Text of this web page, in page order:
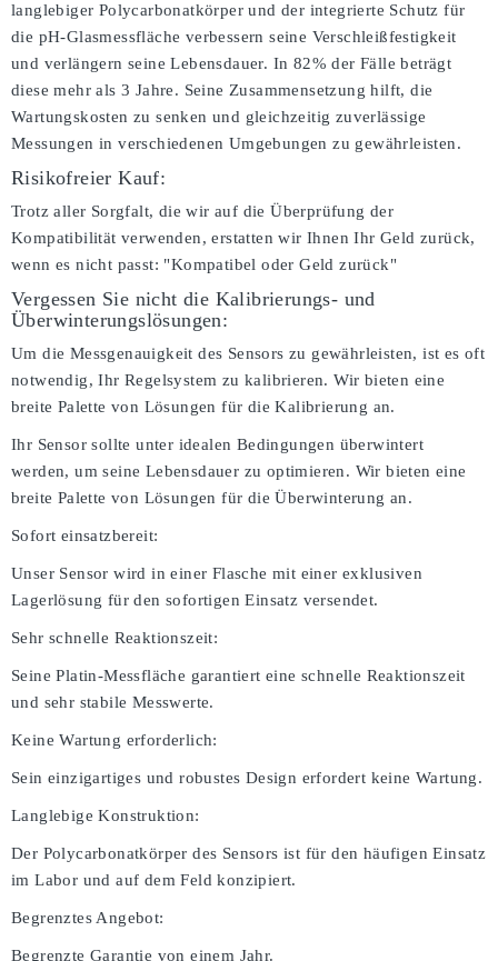
langlebiger Polycarbonatkörper und der integrierte Schutz für
die pH-Glasmessfläche verbessern seine Verschleißfestigkeit
und verlängern seine Lebensdauer. In 82% der Fälle beträgt
diese mehr als 3 Jahre. Seine Zusammensetzung hilft, die
Wartungskosten zu senken und gleichzeitig zuverlässige
Messungen in verschiedenen Umgebungen zu gewährleisten.
Risikofreier Kauf:
Trotz aller Sorgfalt, die wir auf die Überprüfung der
Kompatibilität verwenden, erstatten wir Ihnen Ihr Geld zurück,
wenn es nicht passt: "Kompatibel oder Geld zurück"
Vergessen Sie nicht die Kalibrierungs- und
Überwinterungslösungen:
Um die Messgenauigkeit des Sensors zu gewährleisten, ist es oft
notwendig, Ihr Regelsystem zu kalibrieren. Wir bieten eine
breite Palette von Lösungen für die Kalibrierung an.
Ihr Sensor sollte unter idealen Bedingungen überwintert
werden, um seine Lebensdauer zu optimieren. Wir bieten eine
breite Palette von Lösungen für die Überwinterung an.
Sofort einsatzbereit:
Unser Sensor wird in einer Flasche mit einer exklusiven
Lagerlösung für den sofortigen Einsatz versendet.
Sehr schnelle Reaktionszeit:
Seine Platin-Messfläche garantiert eine schnelle Reaktionszeit
und sehr stabile Messwerte.
Keine Wartung erforderlich:
Sein einzigartiges und robustes Design erfordert keine Wartung.
Langlebige Konstruktion:
Der Polycarbonatkörper des Sensors ist für den häufigen Einsatz
im Labor und auf dem Feld konzipiert.
Begrenztes Angebot:
Begrenzte Garantie von einem Jahr.